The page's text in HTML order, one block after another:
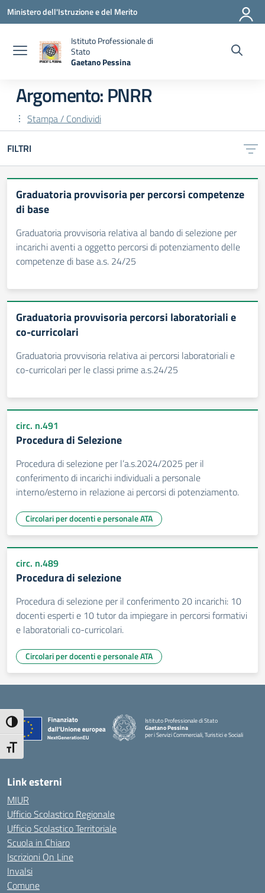
Attiva/disattiva alto contrasto
Attiva/disattiva dimensione testo
Vai ai contenuti
Vai al menu di navigazione
Vai al footer
Ministero dell'Istruzione e del Merito
Istituto Professionale di
Stato
Gaetano Pessina
Argomento: PNRR
Stampa / Condividi
FILTRI
Graduatoria provvisoria per percorsi competenze
di base
Graduatoria provvisoria relativa al bando di selezione per
incarichi aventi a oggetto percorsi di potenziamento delle
competenze di base a.s. 24/25
Graduatoria provvisoria percorsi laboratoriali e
co-curricolari
Graduatoria provvisoria relativa ai percorsi laboratoriali e
co-curricolari per le classi prime a.s.24/25
circ. n.491
Procedura di Selezione
Procedura di selezione per l’a.s.2024/2025 per il
conferimento di incarichi individuali a personale
interno/esterno in relazione ai percorsi di potenziamento.
Circolari per docenti e personale ATA
circ. n.489
Procedura di selezione
Procedura di selezione per il conferimento 20 incarichi: 10
docenti esperti e 10 tutor da impiegare in percorsi formativi
e laboratoriali co-curricolari.
Circolari per docenti e personale ATA
Istituto Professionale di Stato
Gaetano Pessina
per i Servizi Commerciali, Turistici e Sociali
— Visita la pagina iniziale della scuola
Link esterni
MIUR
Ufficio Scolastico Regionale
Ufficio Scolastico Territoriale
Scuola in Chiaro
Iscrizioni On Line
Invalsi
Comune